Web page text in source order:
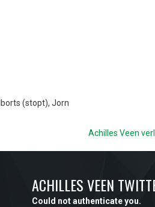
(stopt), Jorn
Achilles Veen
ACHILLES VEEN
Could not authenticate you.